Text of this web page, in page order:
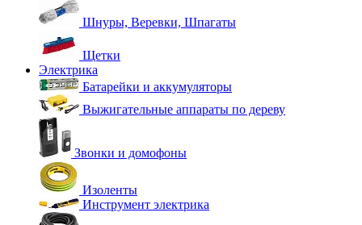
Шнуры, Веревки, Шпагаты
Щетки
Электрика
Батарейки и аккумуляторы
Выжигательные аппараты по дереву
Звонки и домофоны
Изоленты
Инструмент электрика